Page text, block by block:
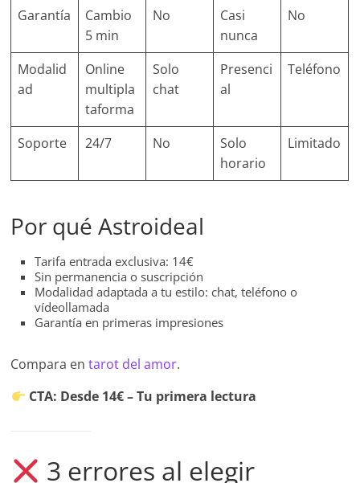
Garantía
Cambio
5 min
No
Casi
nunca
No
Modalid
ad
Online
multipla
taforma
Solo
chat
Presenci
al
Teléfono
Soporte 24/7 No
Solo
horario
Limitado
Por qué Astroideal
Tarifa entrada exclusiva: 14€
Sin permanencia o suscripción
Modalidad adaptada a tu estilo: chat, teléfono o
vídeollamada
Garantía en primeras impresiones
Compara entarot del amor.
CTA: Desde 14€ – Tu primera lectura
3 errores al elegir